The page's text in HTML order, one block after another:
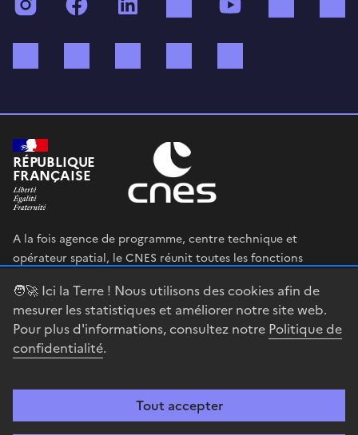
🧑‍🚀 Ici la Terre ! Nous utilisons des cookies afin de
mesurer les statistiques et améliorer notre site web.
Pour plus d'informations, consultez notre Politique de
confidentialité.
Tout accepter
RÉPUBLIQUE
FRANÇAISE
A la fois agence de programme, centre technique et
opérateur spatial, le CNES réunit toutes les fonctions
en œuvre sa stratégie spatiale.
legifrance.gouv.fr
gouvernement.fr
Accessibilité : partiellement conforme Mentions légales